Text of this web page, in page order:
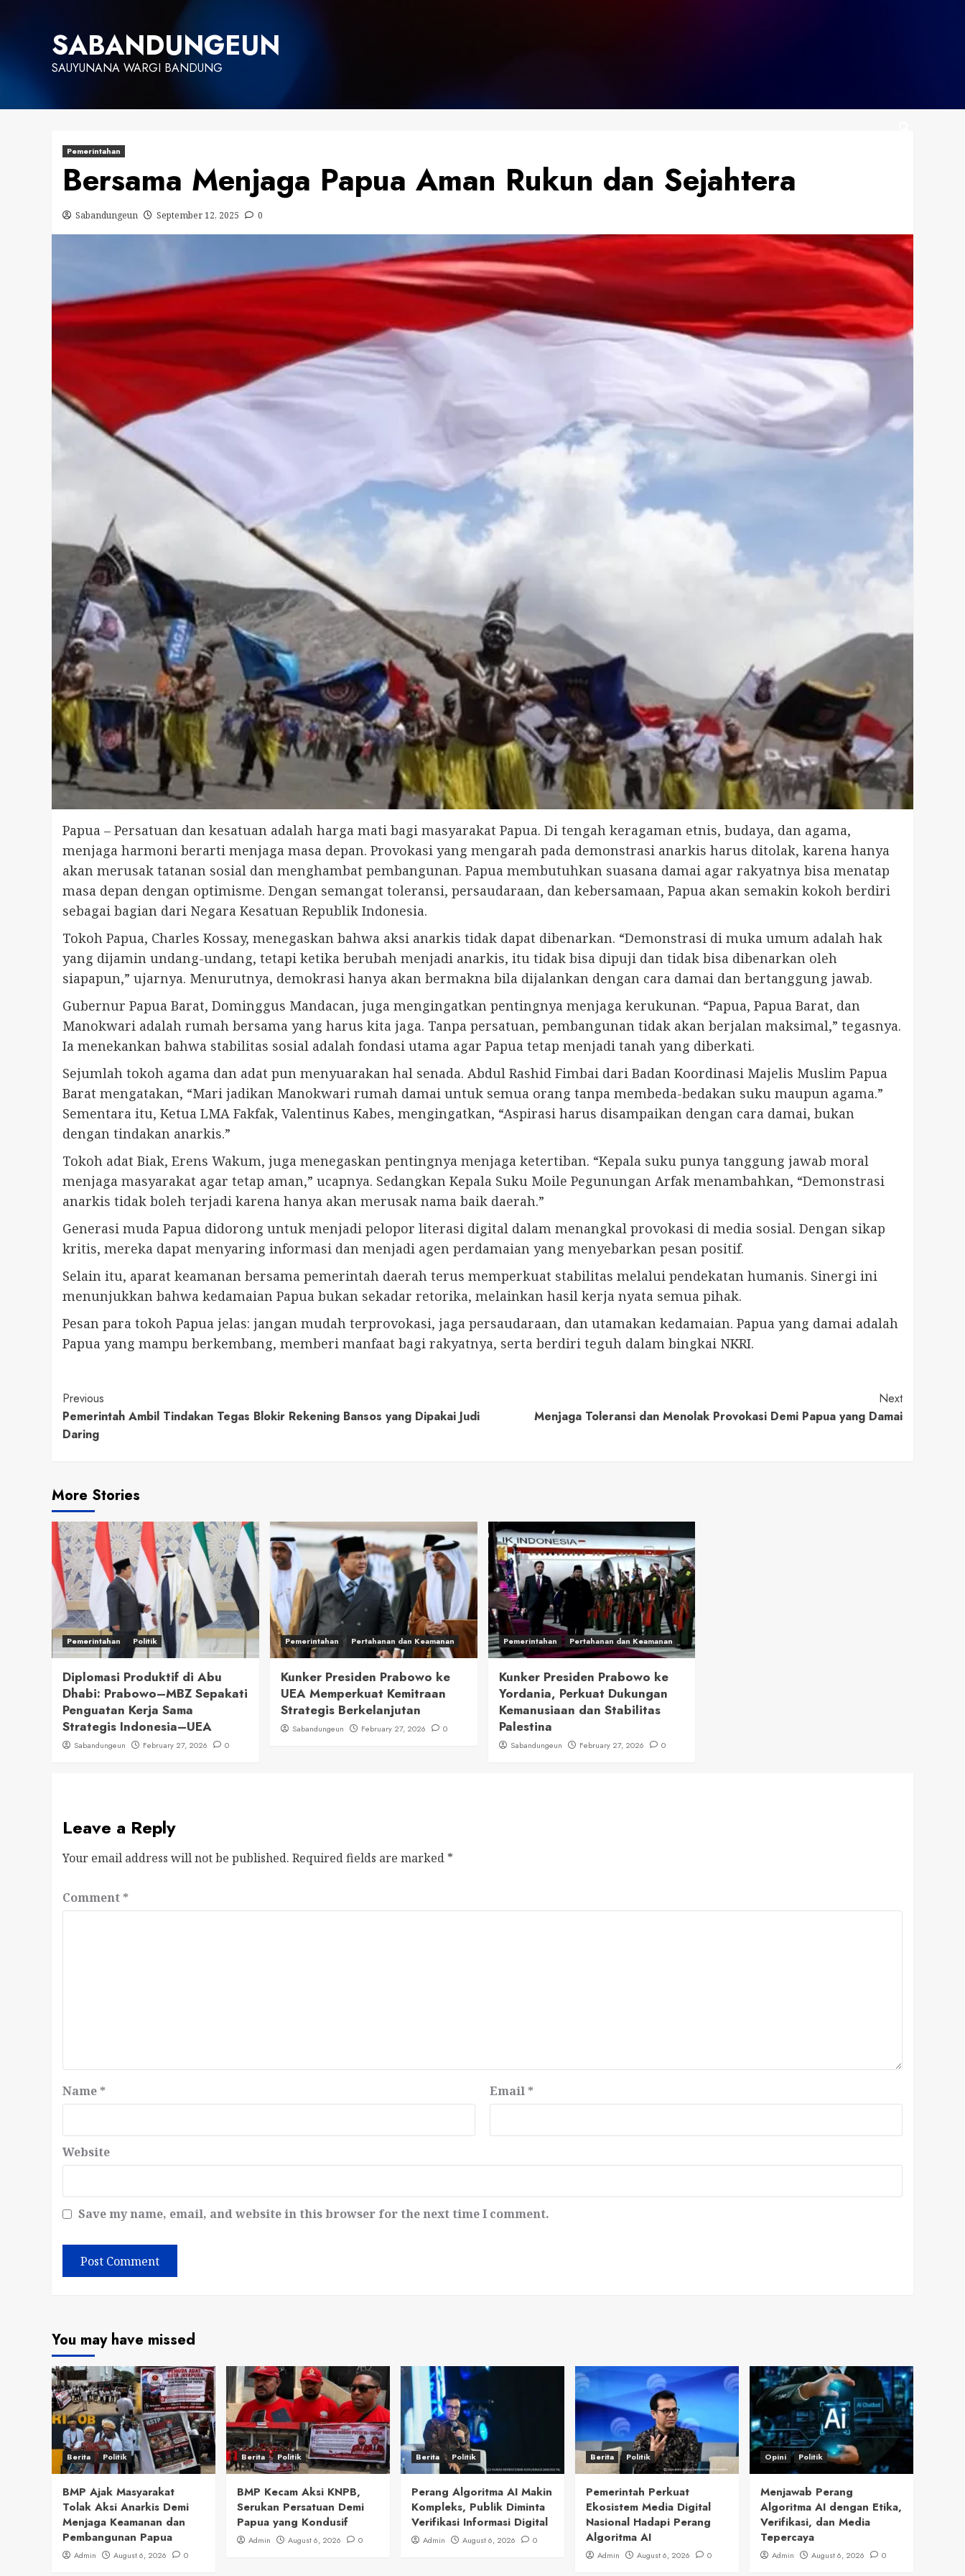
SABANDUNGEUN
SAUYUNANA WARGI BANDUNG
Pemerintahan
Bersama Menjaga Papua Aman Rukun dan Sejahtera
Sabandungeun September 12, 2025 0
Papua – Persatuan dan kesatuan adalah harga mati bagi masyarakat Papua. Di tengah keragaman etnis, budaya, dan agama,
menjaga harmoni berarti menjaga masa depan. Provokasi yang mengarah pada demonstrasi anarkis harus ditolak, karena hanya
akan merusak tatanan sosial dan menghambat pembangunan. Papua membutuhkan suasana damai agar rakyatnya bisa menatap
masa depan dengan optimisme. Dengan semangat toleransi, persaudaraan, dan kebersamaan, Papua akan semakin kokoh berdiri
sebagai bagian dari Negara Kesatuan Republik Indonesia.
Tokoh Papua, Charles Kossay, menegaskan bahwa aksi anarkis tidak dapat dibenarkan. “Demonstrasi di muka umum adalah hak
yang dijamin undang-undang, tetapi ketika berubah menjadi anarkis, itu tidak bisa dipuji dan tidak bisa dibenarkan oleh
siapapun,” ujarnya. Menurutnya, demokrasi hanya akan bermakna bila dijalankan dengan cara damai dan bertanggung jawab.
Gubernur Papua Barat, Dominggus Mandacan, juga mengingatkan pentingnya menjaga kerukunan. “Papua, Papua Barat, dan
Manokwari adalah rumah bersama yang harus kita jaga. Tanpa persatuan, pembangunan tidak akan berjalan maksimal,” tegasnya.
Ia menekankan bahwa stabilitas sosial adalah fondasi utama agar Papua tetap menjadi tanah yang diberkati.
Sejumlah tokoh agama dan adat pun menyuarakan hal senada. Abdul Rashid Fimbai dari Badan Koordinasi Majelis Muslim Papua
Barat mengatakan, “Mari jadikan Manokwari rumah damai untuk semua orang tanpa membeda-bedakan suku maupun agama.”
Sementara itu, Ketua LMA Fakfak, Valentinus Kabes, mengingatkan, “Aspirasi harus disampaikan dengan cara damai, bukan
dengan tindakan anarkis.”
Tokoh adat Biak, Erens Wakum, juga menegaskan pentingnya menjaga ketertiban. “Kepala suku punya tanggung jawab moral
menjaga masyarakat agar tetap aman,” ucapnya. Sedangkan Kepala Suku Moile Pegunungan Arfak menambahkan, “Demonstrasi
anarkis tidak boleh terjadi karena hanya akan merusak nama baik daerah.”
Generasi muda Papua didorong untuk menjadi pelopor literasi digital dalam menangkal provokasi di media sosial. Dengan sikap
kritis, mereka dapat menyaring informasi dan menjadi agen perdamaian yang menyebarkan pesan positif.
Selain itu, aparat keamanan bersama pemerintah daerah terus memperkuat stabilitas melalui pendekatan humanis. Sinergi ini
menunjukkan bahwa kedamaian Papua bukan sekadar retorika, melainkan hasil kerja nyata semua pihak.
Pesan para tokoh Papua jelas: jangan mudah terprovokasi, jaga persaudaraan, dan utamakan kedamaian. Papua yang damai adalah
Papua yang mampu berkembang, memberi manfaat bagi rakyatnya, serta berdiri teguh dalam bingkai NKRI.
Continue
Reading
Previous
Pemerintah Ambil Tindakan Tegas Blokir Rekening Bansos yang Dipakai Judi
Daring
Next
Menjaga Toleransi dan Menolak Provokasi Demi Papua yang Damai
More Stories
Pemerintahan Politik
Diplomasi Produktif di Abu
Dhabi: Prabowo–MBZ Sepakati
Penguatan Kerja Sama
Strategis Indonesia–UEA
Sabandungeun February 27, 2026 0
Pemerintahan Pertahanan dan Keamanan
Kunker Presiden Prabowo ke
UEA Memperkuat Kemitraan
Strategis Berkelanjutan
Sabandungeun February 27, 2026 0
Pemerintahan Pertahanan dan Keamanan
Kunker Presiden Prabowo ke
Yordania, Perkuat Dukungan
Kemanusiaan dan Stabilitas
Palestina
Sabandungeun February 27, 2026 0
Leave a Reply
Your email address will not be published. Required fields are marked *
Comment *
Name * Email *
Website
Save my name, email, and website in this browser for the next time I comment.
You may have missed
Berita Politik
BMP Ajak Masyarakat
Tolak Aksi Anarkis Demi
Menjaga Keamanan dan
Pembangunan Papua
Admin August 6, 2026 0
Berita Politik
BMP Kecam Aksi KNPB,
Serukan Persatuan Demi
Papua yang Kondusif
Admin August 6, 2026 0
Berita Politik
Perang Algoritma AI Makin
Kompleks, Publik Diminta
Verifikasi Informasi Digital
Admin August 6, 2026 0
Berita Politik
Pemerintah Perkuat
Ekosistem Media Digital
Nasional Hadapi Perang
Algoritma AI
Admin August 6, 2026 0
Opini Politik
Menjawab Perang
Algoritma AI dengan Etika,
Verifikasi, dan Media
Tepercaya
Admin August 6, 2026 0